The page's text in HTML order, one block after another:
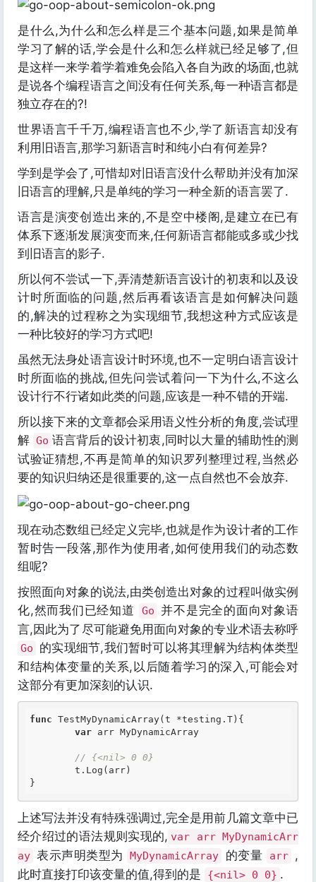
是什么,为什么和怎么样是三个基本问题,如果是简单
学习了解的话,学会是什么和怎么样就已经足够了,但
是这样一来学着学着难免会陷入各自为政的场面,也就
是说各个编程语言之间没有任何关系,每一种语言都是
独立存在的?!
世界语言千千万,编程语言也不少,学了新语言却没有
利用旧语言,那学习新语言时和纯小白有何差异?
学到是学会了,可惜却对旧语言没什么帮助并没有加深
旧语言的理解,只是单纯的学习一种全新的语言罢了.
语言是演变创造出来的,不是空中楼阁,是建立在已有
体系下逐渐发展演变而来,任何新语言都能或多或少找
到旧语言的影子.
所以何不尝试一下,弄清楚新语言设计的初衷和以及设
计时所面临的问题,然后再看该语言是如何解决问题
的,解决的过程称之为实现细节,我想这种方式应该是
一种比较好的学习方式吧!
虽然无法身处语言设计时环境,也不一定明白语言设计
时所面临的挑战,但先问尝试着问一下为什么,不这么
设计行不行诸如此类的问题,应该是一种不错的开端.
所以接下来的文章都会采用语义性分析的角度,尝试理
解 Go 语言背后的设计初衷,同时以大量的辅助性的测
试验证猜想,不再是简单的知识罗列整理过程,当然必
要的知识归纳还是很重要的,这一点自然也不会放弃.
现在动态数组已经定义完毕,也就是作为设计者的工作
暂时告一段落,那作为使用者,如何使用我们的动态数
组呢?
按照面向对象的说法,由类创造出对象的过程叫做实例
化,然而我们已经知道
Go
并不是完全的面向对象语
言,因此为了尽可能避免用面向对象的专业术语去称呼
Go
的实现细节,我们暂时可以将其理解为结构体类型
和结构体变量的关系,以后随着学习的深入,可能会对
这部分有更加深刻的认识.
func TestMyDynamicArray(t *testing.T){
var arr MyDynamicArray
// {<nil> 0 0}
上述写法并没有特殊强调过,完全是用前几篇文章中已
经介绍过的语法规则实现的, var arr MyDynamicArr
ay 表示声明类型为 MyDynamicArray 的变量 arr ,
此时直接打印该变量的值,得到的是
{<nil> 0 0} .